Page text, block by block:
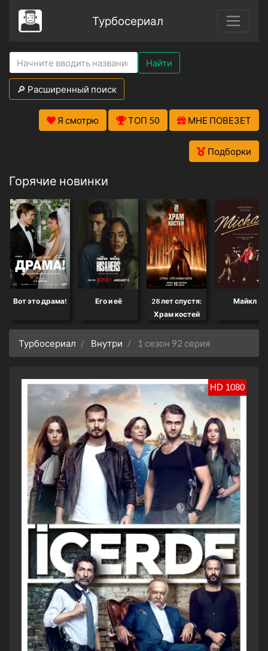
Турбосериал
Найти
🔎 Расширенный поиск
Я смотрю ТОП 50 МНЕ ПОВЕЗЕТ
Подборки
Горячие новинки
Вот это драма! Его и её
28 лет спустя:
Храм костей
Майкл
Турбосериал Внутри 1 сезон 92 серия
HD 1080